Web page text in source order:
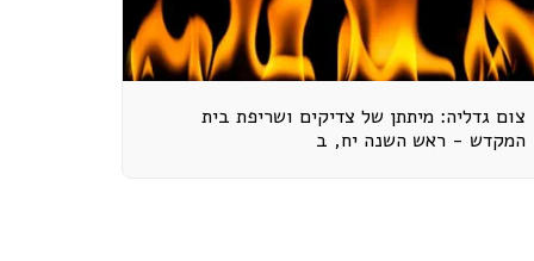
צום גדליה: מיתתן של צדיקים ושריפת בית
המקדש - ראש השנה יח, ב